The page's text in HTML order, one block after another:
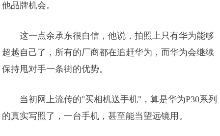
他品牌机会。
这一点余承东很自信，他说，拍照上只有华为能够
超越自己了，所有的厂商都在追赶华为，而华为会继续
保持甩对手一条街的优势。
当初网上流传的"买相机送手机"，算是华为P30系列
的真实写照了，一台手机，甚至能当望远镜用。